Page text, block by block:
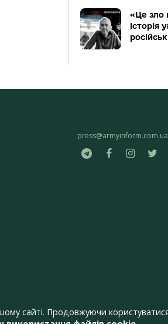
«Це зло
історія
press@armyinform.com.ua
сайті. Продовжуючи